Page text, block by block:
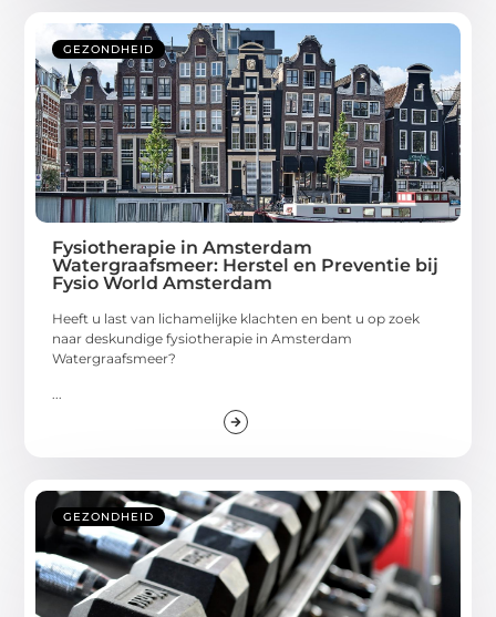
GEZONDHEID
Fysiotherapie in Amsterdam
Watergraafsmeer: Herstel en Preventie bij
Fysio World Amsterdam
Heeft u last van lichamelijke klachten en bent u op zoek
naar deskundige fysiotherapie in Amsterdam
Watergraafsmeer?
...
GEZONDHEID